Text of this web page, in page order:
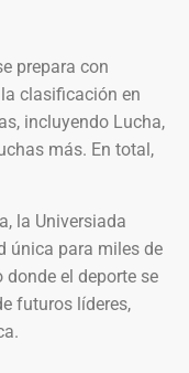
prepara con
clasificación en
incluyendo Lucha,
más. En total,
la Universiada
única para miles de
el deporte se
futuros líderes,